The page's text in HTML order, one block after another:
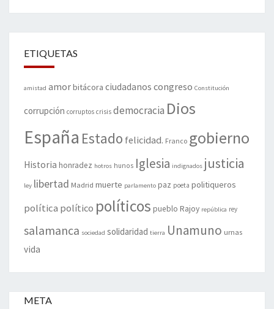
ETIQUETAS
amistad amorbitácora ciudadanos congreso Constitución
corrupción corruptos crisis democracia Dios
España Estado felicidad. Franco gobierno
Historia honradez hotros hunos Iglesia indignados justicia
ley libertad Madrid muerte parlamento paz poeta politiqueros
política político políticos pueblo Rajoy república rey
salamanca sociedad solidaridad tierra Unamuno urnas
vida
META